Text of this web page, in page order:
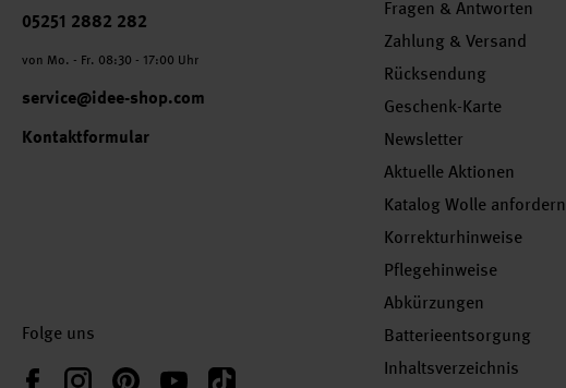
Telefonnummer
05251 2882 282
von Mo. - Fr. 08:30 - 17:00 Uhr
service@idee-shop.com
Kontaktformular
Folge uns
FacebookInstagramPinterestYouTubeTikTok
Fragen & Antworten
Zahlung & Versand
Rücksendung
Geschenk-Karte
Newsletter
Aktuelle Aktionen
Katalog Wolle anfordern
Korrekturhinweise
Pflegehinweise
Abkürzungen
Batterieentsorgung
Inhaltsverzeichnis